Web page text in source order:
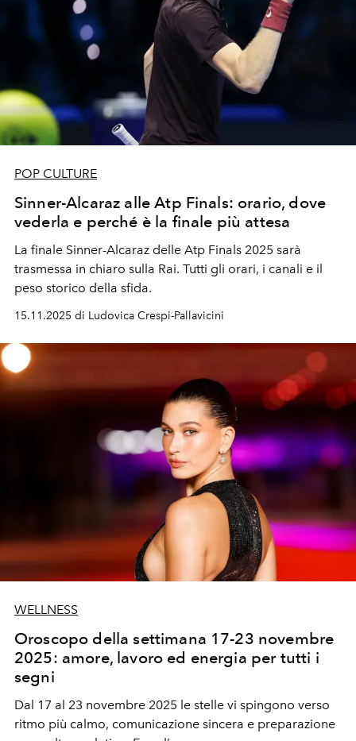
POP CULTURE
Sinner-Alcaraz alle Atp Finals: orario, dove
vederla e perché è la finale più attesa
La finale Sinner-Alcaraz delle Atp Finals 2025 sarà
trasmessa in chiaro sulla Rai. Tutti gli orari, i canali e il
peso storico della sfida.
15.11.2025 di Ludovica Crespi-Pallavicini
WELLNESS
Oroscopo della settimana 17-23 novembre
2025: amore, lavoro ed energia per tutti i
segni
Dal 17 al 23 novembre 2025 le stelle vi spingono verso
ritmo più calmo, comunicazione sincera e preparazione